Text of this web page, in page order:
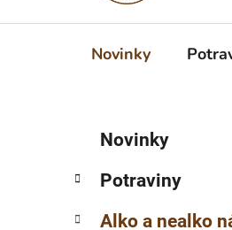
Novinky
č
ý
kategórie
e
ó
Novinky
Potraviny
Alko a nealko